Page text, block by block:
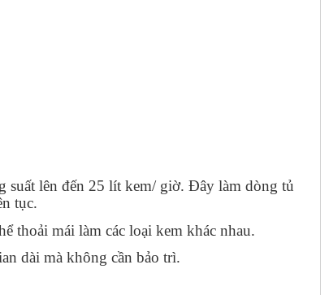
suất lên đến 25 lít kem/ giờ. Đây làm dòng tủ
tục.
thoải mái làm các loại kem khác nhau.
dài mà không cần bảo trì.